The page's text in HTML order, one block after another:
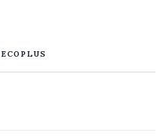
ECOPLUS